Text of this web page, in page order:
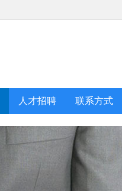
人才招聘 联系方式